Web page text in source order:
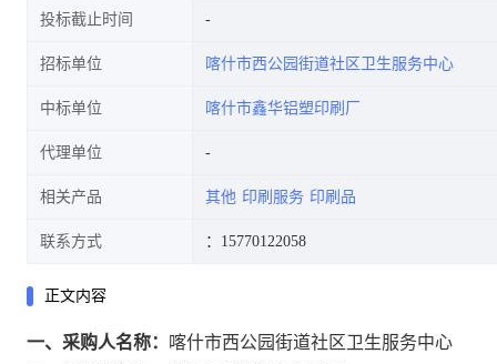
投标截止时间
招标单位 喀什市西公园街道社区卫生服务中心
中标单位 喀什市鑫华铝塑印刷厂
代理单位
相关产品 其他 印刷服务 印刷品
联系方式 ：15770122058
正文内容
一、采购人名称：
喀什市西公园街道社区卫生服务中心